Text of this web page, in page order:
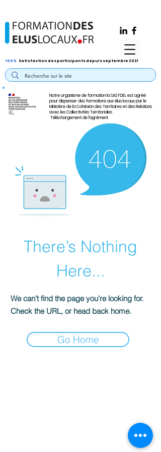
Notre organisme de formation la SAS FDEL est agréé
pour dispenser des formations aux élus locaux par le
Ministère de la Cohésion des Territoires et des Relations
avec les Collectivités Territoriales
Téléchargement de l'agrément
100% Satisfaction des participants depuis septembre 2021
There’s Nothing
Here...
We can’t find the page you’re looking for.
Check the URL, or head back home.
Go Home